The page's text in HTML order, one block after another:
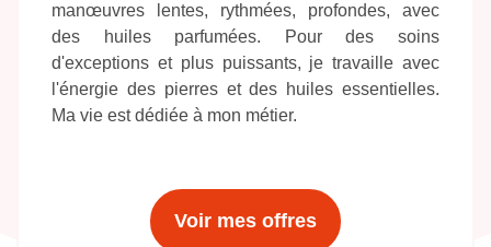
manœuvres lentes, rythmées, profondes, avec
des huiles parfumées. Pour des soins
d'exceptions et plus puissants, je travaille avec
l'énergie des pierres et des huiles essentielles.
Ma vie est dédiée à mon métier.
Voir mes offres